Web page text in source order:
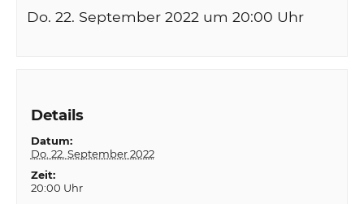
Do. 22. September 2022 um 20:00 Uhr
Details
Datum:
Do. 22. September 2022
Zeit:
20:00 Uhr